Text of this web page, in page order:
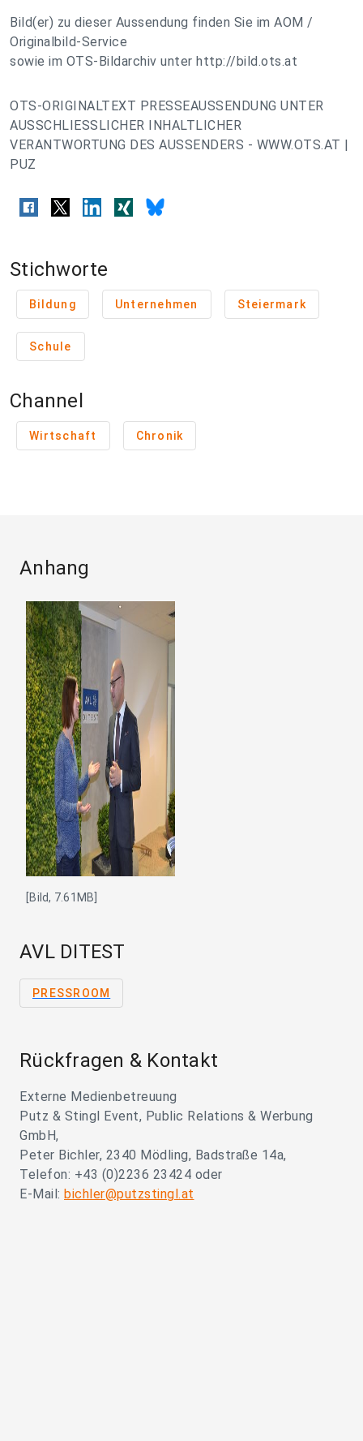
Bild(er) zu dieser Aussendung finden Sie im AOM /
Originalbild-Service
sowie im OTS-Bildarchiv unter http://bild.ots.at
OTS-ORIGINALTEXT PRESSEAUSSENDUNG UNTER
AUSSCHLIESSLICHER INHALTLICHER
VERANTWORTUNG DES AUSSENDERS - WWW.OTS.AT |
PUZ
Stichworte
Bildung Unternehmen Steiermark
Schule
Channel
Wirtschaft Chronik
Anhang
[Bild, 7.61MB]
AVL DITEST
PRESSROOM
Rückfragen & Kontakt
Externe Medienbetreuung
Putz & Stingl Event, Public Relations & Werbung
GmbH,
Peter Bichler, 2340 Mödling, Badstraße 14a,
Telefon: +43 (0)2236 23424 oder
E-Mail: bichler@putzstingl.at